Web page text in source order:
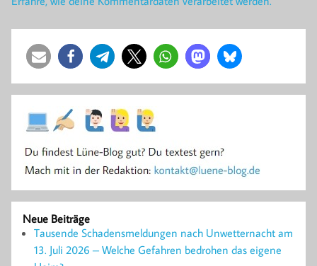
Neue Beiträge
Tausende Schadensmeldungen nach Unwetternacht am
13. Juli 2026 – Welche Gefahren bedrohen das eigene